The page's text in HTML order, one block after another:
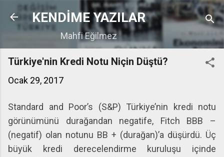
Ana içeriğe atla
KENDİME YAZILAR
Mahfi Eğilmez
Türkiye'nin Kredi Notu Niçin Düştü?
Ocak 29, 2017
Standard and Poor’s (S&P) Türkiye’nin kredi notu
görünümünü durağandan negatife, Fitch BBB –
(negatif) olan notunu BB + (durağan)’a düşürdü. Üç
büyük kredi derecelendirme kuruluşu içinde